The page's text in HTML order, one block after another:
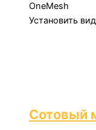
OneMesh
Установить
Сотовый